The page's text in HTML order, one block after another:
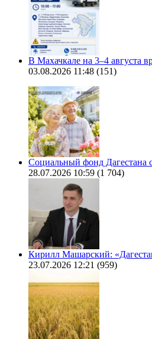
В Махачкале на 3–4 августа
03.08.2026 11:48 (151)
Социальный фонд Дагестана
28.07.2026 10:59 (1 704)
Кирилл Машарский:
23.07.2026 12:21 (959)